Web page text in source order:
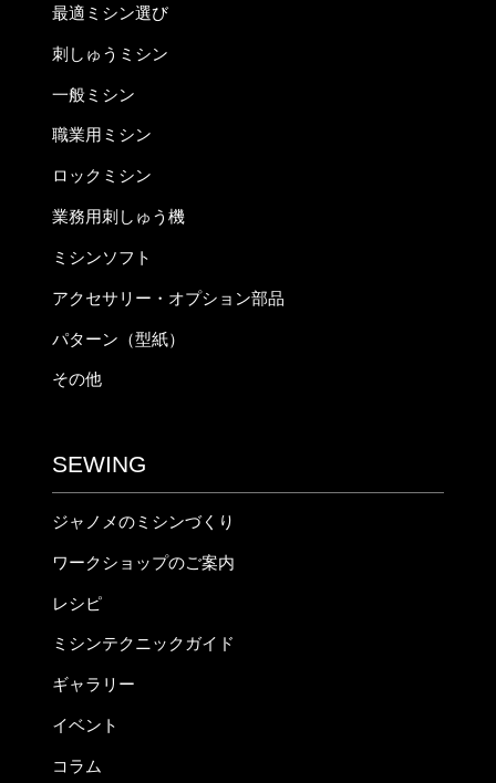
最適ミシン選び
刺しゅうミシン
一般ミシン
職業用ミシン
ロックミシン
業務用刺しゅう機
ミシンソフト
アクセサリー・オプション部品
パターン（型紙）
その他
SEWING
ジャノメのミシンづくり
ワークショップのご案内
レシピ
ミシンテクニックガイド
ギャラリー
イベント
コラム